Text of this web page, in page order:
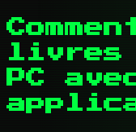
livres
PC